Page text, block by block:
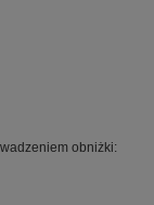
obniżki: